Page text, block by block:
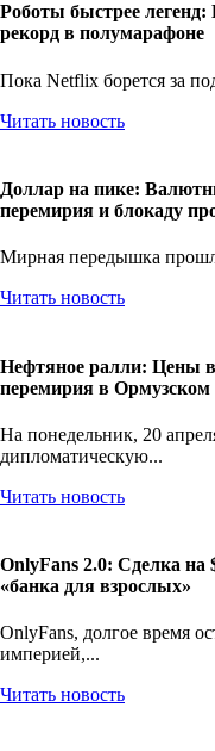
Роботы быстрее
рекорд в полумарафоне
Пока Netflix борется за
Читать новость
Доллар на пике:
перемирия и блокаду
Мирная передышка
Читать новость
Нефтяное ралли: Цены
перемирия в Ормузском
На понедельник, 20
дипломатическую...
Читать новость
OnlyFans 2.0: Сделка на
«банка для взрослых»
OnlyFans, долгое время
империей,...
Читать новость